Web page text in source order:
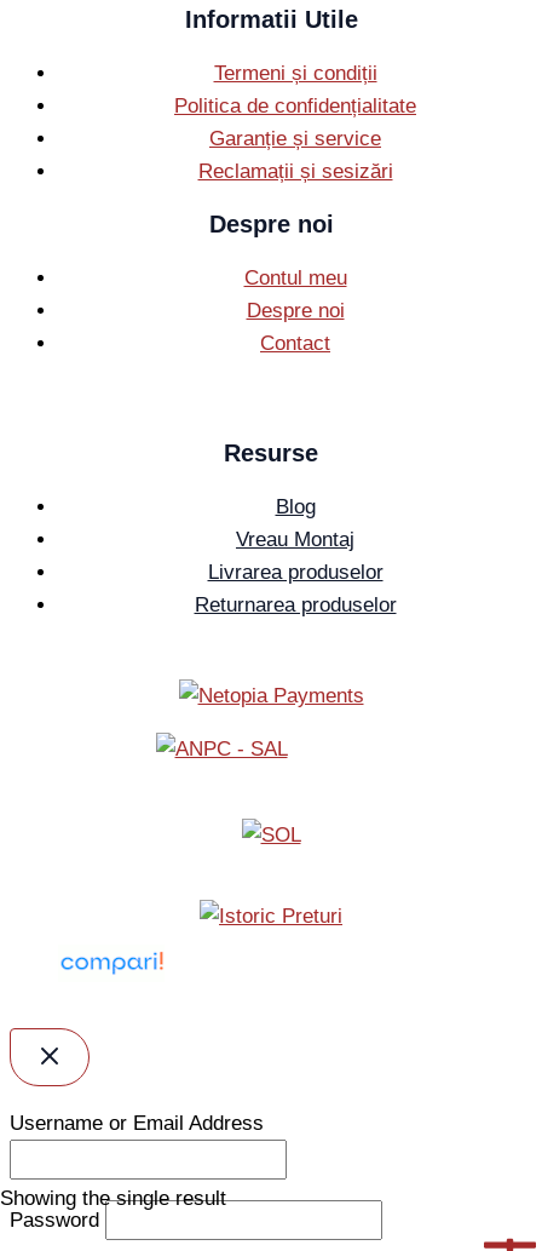
Showing the single result
Informatii Utile
Termeni și condiții
Politica de confidențialitate
Garanție și service
Reclamații și sesizări
Despre noi
Contul meu
Despre noi
Contact
Resurse
Blog
Vreau Montaj
Livrarea produselor
Returnarea produselor
Username or Email Address
Password